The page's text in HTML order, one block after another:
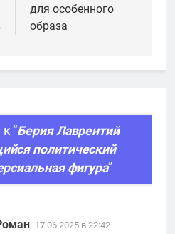
для особенного
образа
“Берия Лаврентий
политический
фигура”
: 17.06.2025 в 22:42